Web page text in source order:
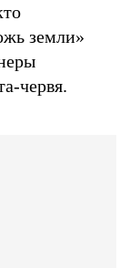
земли»
червя.